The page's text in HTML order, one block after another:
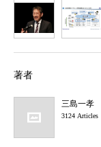
著者
三島一孝
3124 Articles